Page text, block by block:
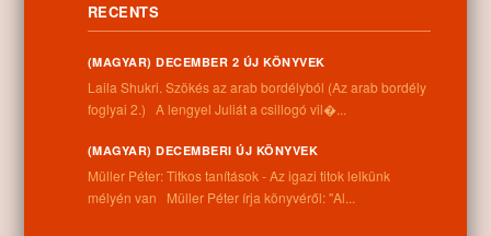
Information
Address:
4262 Nyíracsád, Kassai u. 4.
+36 52 206 031
Opening hours:
Monday: 9:00-12:00 13:00-16:30
RECENTS
(MAGYAR) DECEMBER 2 ÚJ KÖNYVEK
Laila Shukri. Szökés ​az arab bordélyból (Az arab bordély
foglyai 2.) A lengyel Juliát a csillogó vil�...
(MAGYAR) DECEMBERI ÚJ KÖNYVEK
Müller Péter: Titkos tanítások - Az igazi titok lelkünk
mélyén van Müller Péter írja könyvéről: "Al...